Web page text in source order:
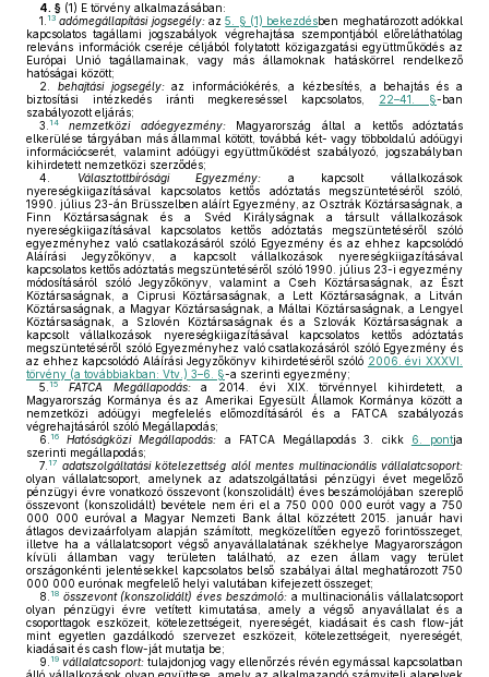
4. § (1) E törvény alkalmazásában:
1. 13 adómegállapítási jogsegély:az5. § (1) bekezdésben meghatározott adókkal
kapcsolatos tagállami jogszabályok végrehajtása szempontjából előreláthatólag
releváns információk cseréje céljából folytatott közigazgatási együttműködés az
Európai Unió tagállamainak, vagy más államoknak hatáskörrel rendelkező
hatóságai között;
2.
behajtási jogsegély:az információkérés, a kézbesítés, a behajtás és a
biztosítási intézkedés iránti megkereséssel kapcsolatos, 22–41. §-ban
szabályozott eljárás;
3. 14 nemzetközi adóegyezmény:Magyarország által a kettős adóztatás
elkerülése tárgyában más állammal kötött, továbbá két- vagy többoldalú adóügyi
információcserét, valamint adóügyi együttműködést szabályozó, jogszabályban
kihirdetett nemzetközi szerződés;
4.
Választottbírósági Egyezmény: a kapcsolt vállalkozások
nyereségkiigazításával kapcsolatos kettős adóztatás megszüntetéséről szóló,
1990. július 23-án Brüsszelben aláírt Egyezmény, az Osztrák Köztársaságnak, a
Finn Köztársaságnak és a Svéd Királyságnak a társult vállalkozások
nyereségkiigazításával kapcsolatos kettős adóztatás megszüntetéséről szóló
egyezményhez való csatlakozásáról szóló Egyezmény és az ehhez kapcsolódó
Aláírási Jegyzőkönyv, a kapcsolt vállalkozások nyereségkiigazításával
kapcsolatos kettős adóztatás megszüntetéséről szóló 1990. július 23-i egyezmény
módosításáról szóló Jegyzőkönyv, valamint a Cseh Köztársaságnak, az Észt
Köztársaságnak, a Ciprusi Köztársaságnak, a Lett Köztársaságnak, a Litván
Köztársaságnak, a Magyar Köztársaságnak, a Máltai Köztársaságnak, a Lengyel
Köztársaságnak, a Szlovén Köztársaságnak és a Szlovák Köztársaságnak a
kapcsolt vállalkozások nyereségkiigazításával kapcsolatos kettős adóztatás
megszüntetéséről szóló Egyezményhez való csatlakozásáról szóló Egyezmény és
az ehhez kapcsolódó Aláírási Jegyzőkönyv kihirdetéséről szóló 2006. évi XXXVI.
törvény (a továbbiakban: Vtv.) 3–6. §-a szerinti egyezmény;
5. 15 FATCA Megállapodás:a 2014. évi XIX. törvénnyel kihirdetett, a
Magyarország Kormánya és az Amerikai Egyesült Államok Kormánya között a
nemzetközi adóügyi megfelelés előmozdításáról és a FATCA szabályozás
végrehajtásáról szóló Megállapodás;
6. 16 Hatóságközi Megállapodás: a FATCA Megállapodás 3. cikk 6. pontja
szerinti megállapodás;
7. 17 adatszolgáltatási kötelezettség alól mentes multinacionális vállalatcsoport:
olyan vállalatcsoport, amelynek az adatszolgáltatási pénzügyi évet megelőző
pénzügyi évre vonatkozó összevont (konszolidált) éves beszámolójában szereplő
összevont (konszolidált) bevétele nem éri el a 750 000 000 eurót vagy a 750
000 000 euróval a Magyar Nemzeti Bank által közzétett 2015. január havi
átlagos devizaárfolyam alapján számított, megközelítően egyező forintösszeget,
illetve ha a vállalatcsoport végső anyavállalatának székhelye Magyarországon
kívüli államban vagy területen található, az ezen állam vagy terület
országonkénti jelentésekkel kapcsolatos belső szabályai által meghatározott 750
000 000 eurónak megfelelő helyi valutában kifejezett összeget;
8. 18 összevont (konszolidált) éves beszámoló:a multinacionális vállalatcsoport
olyan pénzügyi évre vetített kimutatása, amely a végső anyavállalat és a
csoporttagok eszközeit, kötelezettségeit, nyereségét, kiadásait és cash flow-ját
mint egyetlen gazdálkodó szervezet eszközeit, kötelezettségeit, nyereségét,
kiadásait és cash flow-ját mutatja be;
9. 19 vállalatcsoport: tulajdonjog vagy ellenőrzés révén egymással kapcsolatban